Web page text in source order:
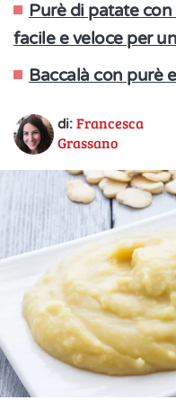
Purè di patate
facile e veloce per
Baccalà con purè
di: Francesca
Grassano